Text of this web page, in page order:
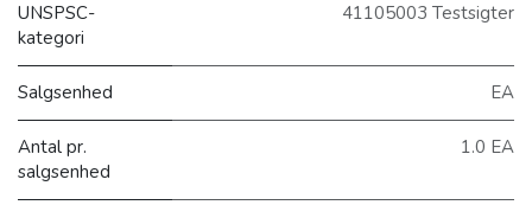
UNSPSC-
kategori
41105003 Testsigter
Salgsenhed EA
Antal pr.
salgsenhed
1.0 EA